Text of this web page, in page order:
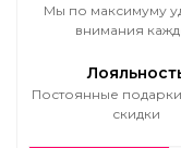
Мы по максимуму
внимания
Постоянные
скидки